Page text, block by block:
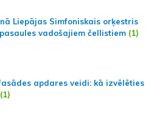
Liepājas Simfoniskais orķestris
vadošajiem čellistiem (1)
apdares veidi: kā izvēlēties
(1)